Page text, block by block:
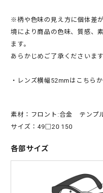
※柄や色味の見え方に個体差
境により商品の色味、質感、
ます。
あらかじめご了承くださいま
・レンズ横幅52mmはこちら
素材：フロント:合金 テンプ
サイズ：49□20 150
各部サイズ